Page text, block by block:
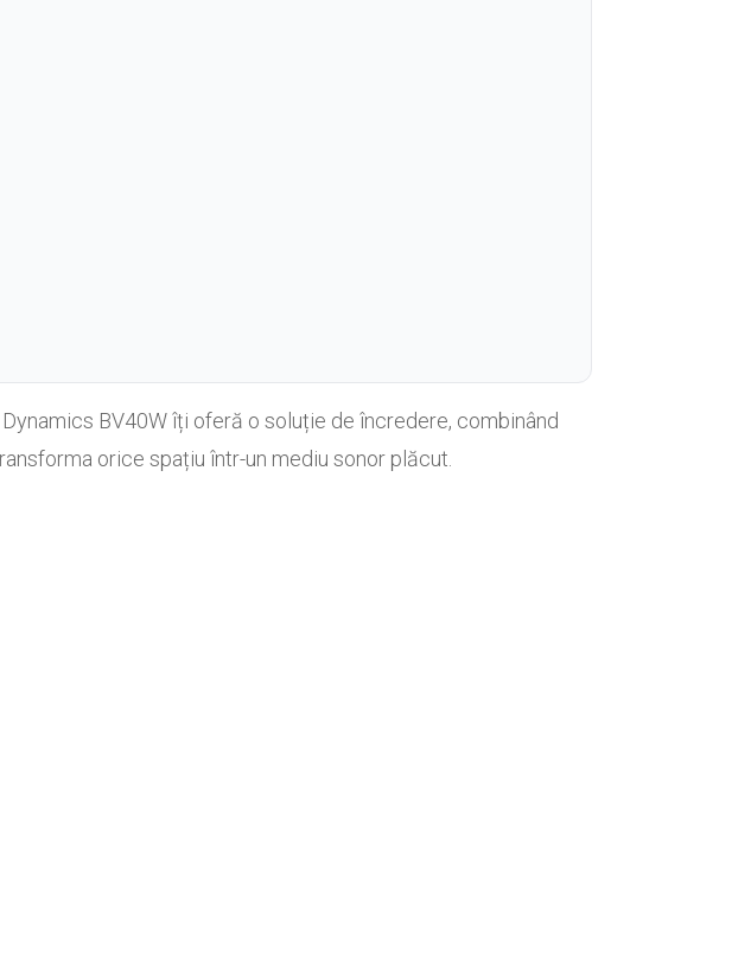
BV40W îți oferă o soluție de încredere, combinând
orice spațiu într-un mediu sonor plăcut.